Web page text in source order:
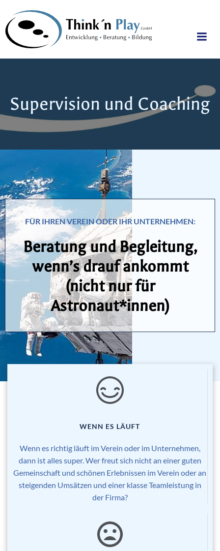
Inhalt
springen
Supervision und Coaching
FÜR IHREN VEREIN ODER IHR UNTERNEHMEN:
Beratung und Begleitung,
wenn’s drauf ankommt
(nicht nur für
Astronaut*innen)
WENN ES LÄUFT
Wenn es richtig läuft im Verein oder im Unternehmen,
dann ist alles super. Wer freut sich nicht an einer guten
Gemeinschaft und schönen Erlebnissen im Verein oder an
steigenden Umsätzen und einer klasse Teamleistung in
der Firma?